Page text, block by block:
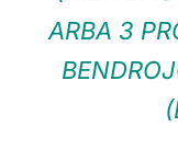
ARBA 3